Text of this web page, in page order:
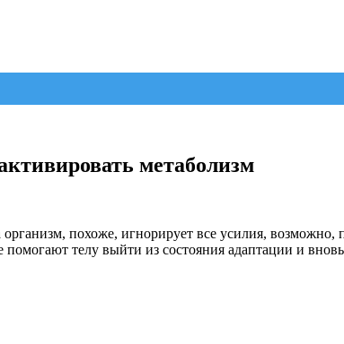
метаболизм
похоже, игнорирует все усилия, возможно,
телу выйти из состояния адаптации и